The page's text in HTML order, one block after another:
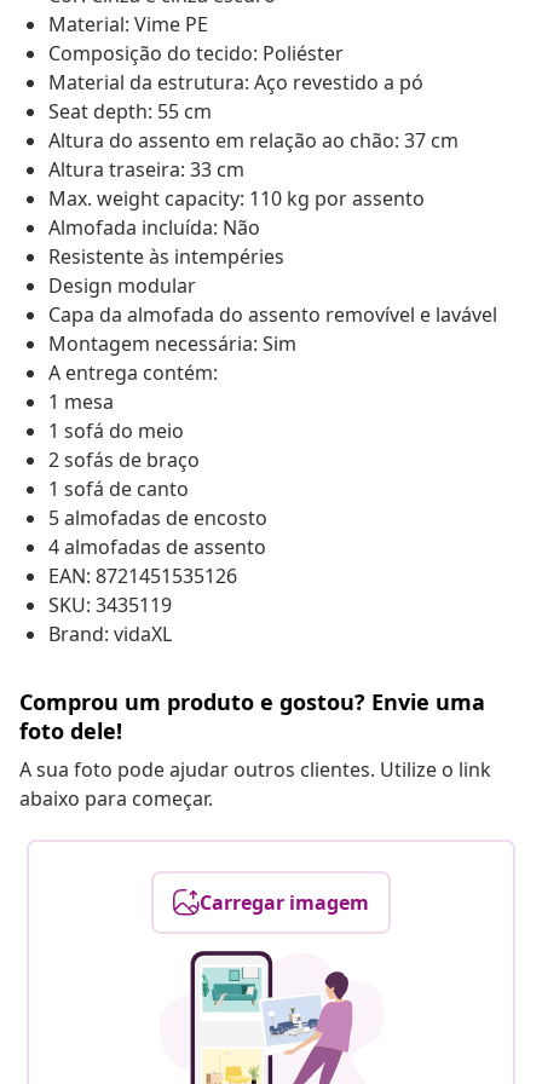
Material: Vime PE
Composição do tecido: Poliéster
Material da estrutura: Aço revestido a pó
Seat depth: 55 cm
Altura do assento em relação ao chão: 37 cm
Altura traseira: 33 cm
Max. weight capacity: 110 kg por assento
Almofada incluída: Não
Resistente às intempéries
Design modular
Capa da almofada do assento removível e lavável
Montagem necessária: Sim
A entrega contém:
1 mesa
1 sofá do meio
2 sofás de braço
1 sofá de canto
5 almofadas de encosto
4 almofadas de assento
EAN: 8721451535126
SKU: 3435119
Brand: vidaXL
Comprou um produto e gostou? Envie uma
foto dele!
A sua foto pode ajudar outros clientes. Utilize o link
abaixo para começar.
Carregar imagem